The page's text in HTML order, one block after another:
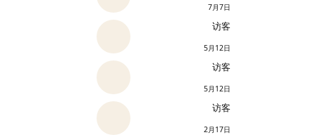
7月7日
访客
5月12日
访客
5月12日
访客
2月17日